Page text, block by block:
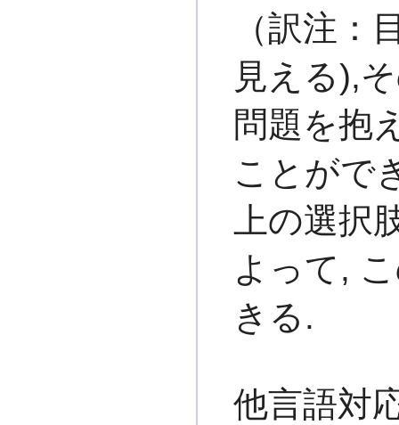
（訳注：
見える),
問題を抱
ことがで
上の選択
よって,
きる.
他言語対